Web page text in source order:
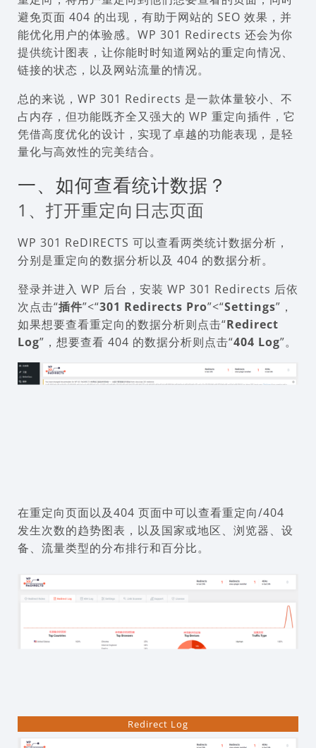
避免页面 404 的出现，有助于网站的 SEO 效果，并
能优化用户的体验感。WP 301 Redirects 还会为你
提供统计图表，让你能时时知道网站的重定向情况、
链接的状态，以及网站流量的情况。
总的来说，WP 301 Redirects 是一款体量较小、不
占内存，但功能既齐全又强大的 WP 重定向插件，它
凭借高度优化的设计，实现了卓越的功能表现，是轻
量化与高效性的完美结合。
一、如何查看统计数据？
1、打开重定向日志页面
WP 301 ReDIRECTS 可以查看两类统计数据分析，
分别是重定向的数据分析以及 404 的数据分析。
登录并进入 WP 后台，安装 WP 301 Redirects 后依
次点击“插件”<“301 Redirects Pro”<“Settings”，
如果想要查看重定向的数据分析则点击“Redirect
Log”，想要查看 404 的数据分析则点击“404 Log”。
在重定向页面以及404 页面中可以查看重定向/404
发生次数的趋势图表，以及国家或地区、浏览器、设
备、流量类型的分布排行和百分比。
Redirect Log